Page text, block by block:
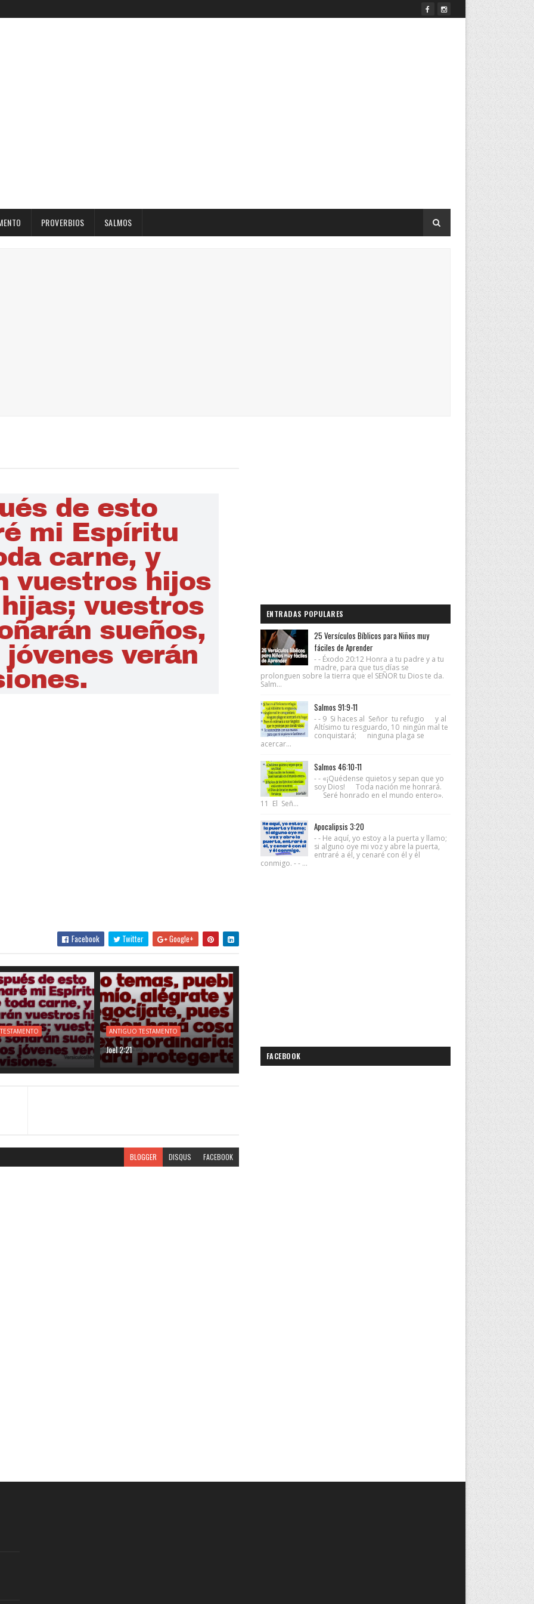
PROVERBIOS SALMOS
Facebook Twitter Google+
ANTIGUO TESTAMENTO
Joel 2:21
BLOGGER DISQUS FACEBOOK
ENTRADAS POPULARES
25 Versículos Bíblicos para Niños muy
fáciles de Aprender
- - Éxodo 20:12 Honra a tu padre y a tu
madre, para que tus días se
prolonguen sobre la tierra que el SEÑOR tu Dios te da.
Salm...
Salmos 91:9-11
- - 9 Si haces al Señor tu refugio y al
Altísimo tu resguardo, 10 ningún mal te
conquistará; ninguna plaga se
acercar...
Salmos 46:10-11
- - «¡Quédense quietos y sepan que yo
soy Dios! Toda nación me honrará.
Seré honrado en el mundo entero».
11 El Señ...
Apocalipsis 3:20
- - He aquí, yo estoy a la puerta y llamo;
si alguno oye mi voz y abre la puerta,
entraré a él, y cenaré con él y él
conmigo. - - ...
FACEBOOK